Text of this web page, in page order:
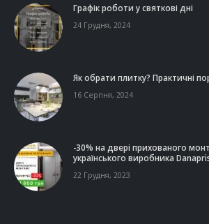
Графік роботи у святкові дні
24 Грудня, 2024
Як обрати плитку? Практичні
16 Серпня, 2024
-30% на двері прихованого
українського виробника
22 Грудня, 2023